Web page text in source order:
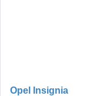
Opel Insignia